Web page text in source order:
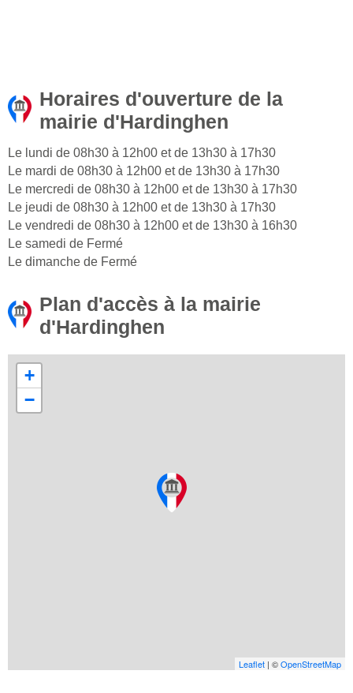
Horaires d'ouverture de la
mairie d'Hardinghen
Le lundi de 08h30 à 12h00 et de 13h30 à 17h30
Le mardi de 08h30 à 12h00 et de 13h30 à 17h30
Le mercredi de 08h30 à 12h00 et de 13h30 à 17h30
Le jeudi de 08h30 à 12h00 et de 13h30 à 17h30
Le vendredi de 08h30 à 12h00 et de 13h30 à 16h30
Le samedi de Fermé
Le dimanche de Fermé
Plan d'accès à la mairie
d'Hardinghen
+
−
Leaflet | ©OpenStreetMap